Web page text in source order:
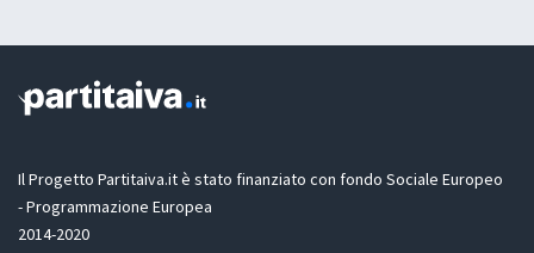
L
s
c
n
D
R
*
Il Progetto Partitaiva.it è stato finanziato con fondo Sociale Europeo
- Programmazione Europea
2014-2020